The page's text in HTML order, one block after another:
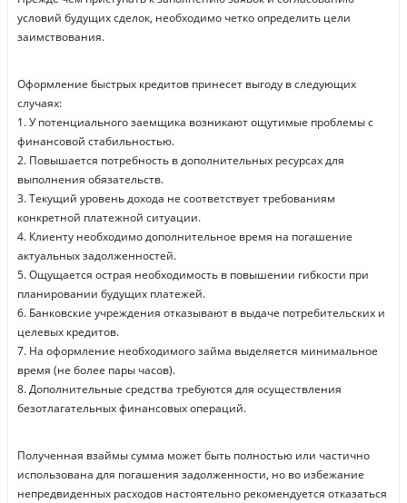
условий будущих сделок, необходимо четко определить цели
заимствования.
Оформление быстрых кредитов принесет выгоду в следующих
случаях:
1. У потенциального заемщика возникают ощутимые проблемы с
финансовой стабильностью.
2. Повышается потребность в дополнительных ресурсах для
выполнения обязательств.
3. Текущий уровень дохода не соответствует требованиям
конкретной платежной ситуации.
4. Клиенту необходимо дополнительное время на погашение
актуальных задолженностей.
5. Ощущается острая необходимость в повышении гибкости при
планировании будущих платежей.
6. Банковские учреждения отказывают в выдаче потребительских и
целевых кредитов.
7. На оформление необходимого займа выделяется минимальное
время (не более пары часов).
8. Дополнительные средства требуются для осуществления
безотлагательных финансовых операций.
Полученная взаймы сумма может быть полностью или частично
использована для погашения задолженности, но во избежание
непредвиденных расходов настоятельно рекомендуется отказаться